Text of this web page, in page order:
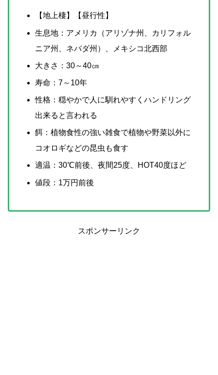
【地上棲】【昼行性】
生息地：アメリカ（アリゾナ州、カリフォル
ニア州、ネバダ州）、メキシコ北西部
大きさ：30～40㎝
寿命：7～10年
性格：穏やかで人に馴れやすくハンドリング
出来ると言われる
餌：植物食性の強い雑食で植物や野菜以外に
コオロギなどの昆虫も食す
適温：30℃前後、夜間25度、HOT40度ほど
値段：1万円前後
スポンサーリンク